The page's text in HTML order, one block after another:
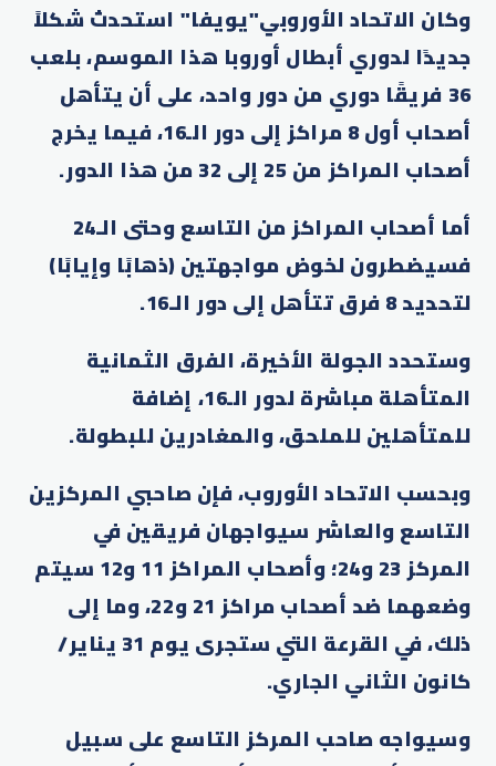
وكان الاتحاد الأوروبي"يويفا" استحدث شكلاً
جديدًا لدوري أبطال أوروبا هذا الموسم، بلعب
36 فريقًا دوري من دور واحد، على أن يتأهل
أصحاب أول 8 مراكز إلى دور الـ16، فيما يخرج
أصحاب المراكز من 25 إلى 32 من هذا الدور.
أما أصحاب المراكز من التاسع وحتى الـ24
فسيضطرون لخوض مواجهتين (ذهابًا وإيابًا)
لتحديد 8 فرق تتأهل إلى دور الـ16.
وستحدد الجولة الأخيرة، الفرق الثمانية
المتأهلة مباشرة لدور الـ16، إضافة
للمتأهلين للملحق، والمغادرين للبطولة.
وبحسب الاتحاد الأوروب، فإن صاحبي المركزين
التاسع والعاشر سيواجهان فريقين في
المركز 23 و24؛ وأصحاب المراكز 11 و12 سيتم
وضعهما ضد أصحاب مراكز 21 و22، وما إلى
ذلك، في القرعة التي ستجرى يوم 31 يناير/
كانون الثاني الجاري.
وسيواجه صاحب المركز التاسع على سبيل